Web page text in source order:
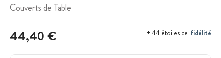
Couverts de Table
44,40 € + 44 étoiles de fidélité